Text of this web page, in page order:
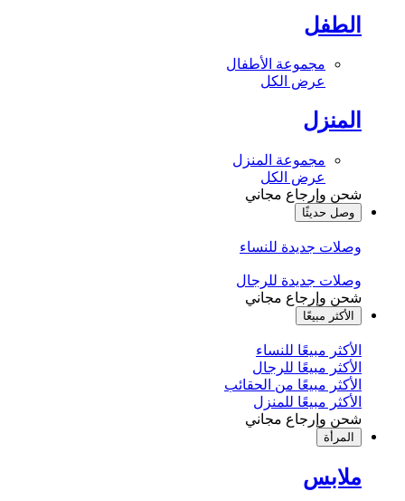
الطفل
مجموعة الأطفال
عرض الكل
المنزل
مجموعة المنزل
عرض الكل
شحن وإرجاع مجاني
وصل حديثًا
وصلات جديدة للنساء
وصلات جديدة للرجال
شحن وإرجاع مجاني
الأكثر مبيعًا
الأكثر مبيعًا للنساء
الأكثر مبيعًا للرجال
الأكثر مبيعًا من الحقائب
الأكثر مبيعًا للمنزل
شحن وإرجاع مجاني
المرأة
ملابس